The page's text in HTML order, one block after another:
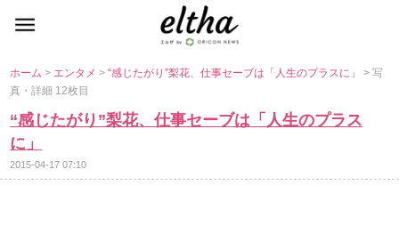
ホーム> エンタメ>“感じたがり”梨花、仕事セーブは「人生のプラスに」> 写
真・詳細 12枚目
“感じたがり”梨花、仕事セーブは「人生のプラス
に」
2015-04-17 07:10